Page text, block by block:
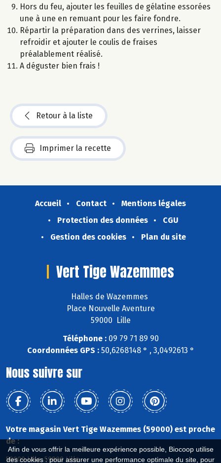
Afin de vous offrir la meilleure expérience possible, Biocoop utilise
des cookies : pour assurer une performance optimale du site, pour
Hors du feu, ajouter les feuilles de gélatine essorées
une à une en remuant pour les faire fondre.
Répartir la préparation dans des verrines, laisser
refroidir et ajouter le coulis de fraises
préalablement réalisé.
A déguster bien frais !
Retour à la liste
Imprimer la recette
Accueil Contact
Mentions légales
Protection des données
CGU
Gestion des cookies
Plan du site
Vert Tige Wazemmes
Halles de Wazemmes
Place Nouvelle Aventure
59000 Lille
Téléphone :09 79 71 89 90
Coordonnées GPS :50,6268148 ° , 3,0492613 °
Nous suivre sur
Votre magasin Vert Tige Wazemmes (59000) est proche
de :
59000 Lille, 59800 Lille